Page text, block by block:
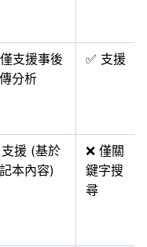
支援事後
傳分析
✅ 支援
援 (基於
本內容)
❌ 僅關
鍵字搜
尋